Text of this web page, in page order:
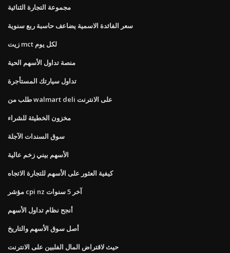
مجموعة التجارة الثنائية
سعر الفائدة الاسمية يضاعف حاسبة ربع سنوية
زيت mct لكل يوم
منصة تداول الأسهم الحية
تداول سيارتك المستأجرة
طلب من walmart deli على الانترنت
مخزون الخطيئة للشراء
سوق السندات الآجلة
الأسهم بيني زخم عالية
كيفية العثور على الأسهم للتجارة الاتجاه
مؤشر cpi nz آخر 5 سنوات
أنجح نظام تداول الأسهم
أصل سوق الأسهم والتاريخ
حيث لاقتراض المال الفلبين على الانترنت